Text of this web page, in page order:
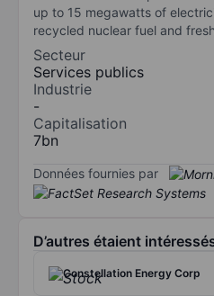
up to 15 megawatts of
recycled nuclear fuel and
Secteur
Services publics
Industrie
-
Capitalisation
7bn
Données fournies par
D’autres étaient
Constellation Energy Corp